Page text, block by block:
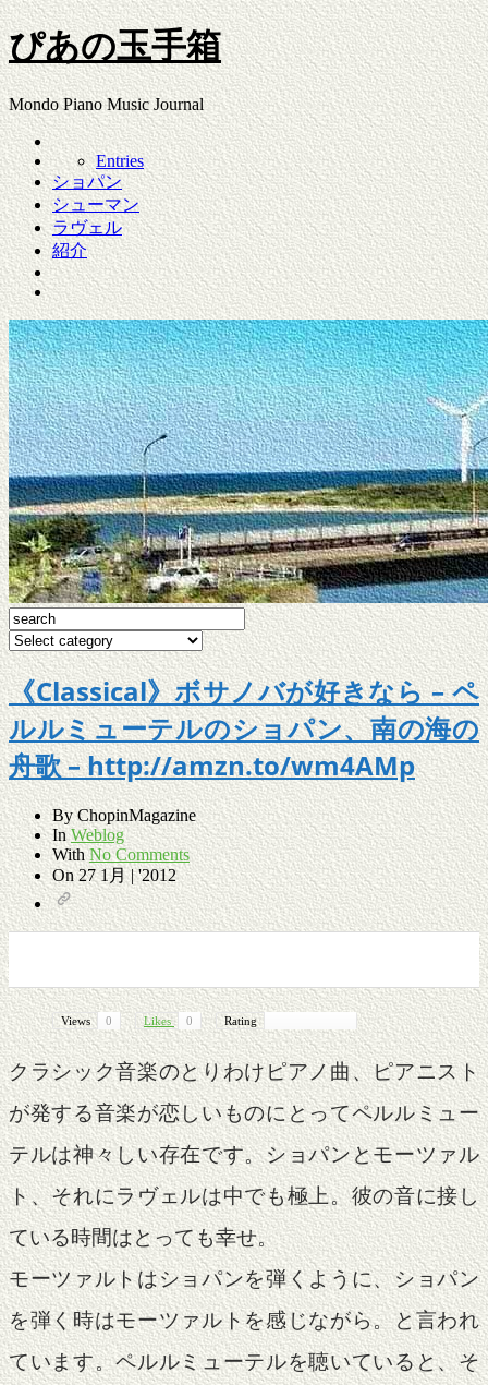
ぴあの玉手箱
Mondo Piano Music Journal
Entries
ショパン
シューマン
ラヴェル
紹介
《Classical》ボサノバが好きなら – ペ
ルルミューテルのショパン、南の海の
舟歌 – http://amzn.to/wm4AMp
ByChopinMagazine
In Weblog
With No Comments
On27 1月 | '2012
Views 0 Likes 0 Rating
クラシック音楽のとりわけピアノ曲、ピアニスト
が発する音楽が恋しいものにとってペルルミュー
テルは神々しい存在です。ショパンとモーツァル
ト、それにラヴェルは中でも極上。彼の音に接し
ている時間はとっても幸せ。
モーツァルトはショパンを弾くように、ショパン
を弾く時はモーツァルトを感じながら。と言われ
ています。ペルルミューテルを聴いていると、そ